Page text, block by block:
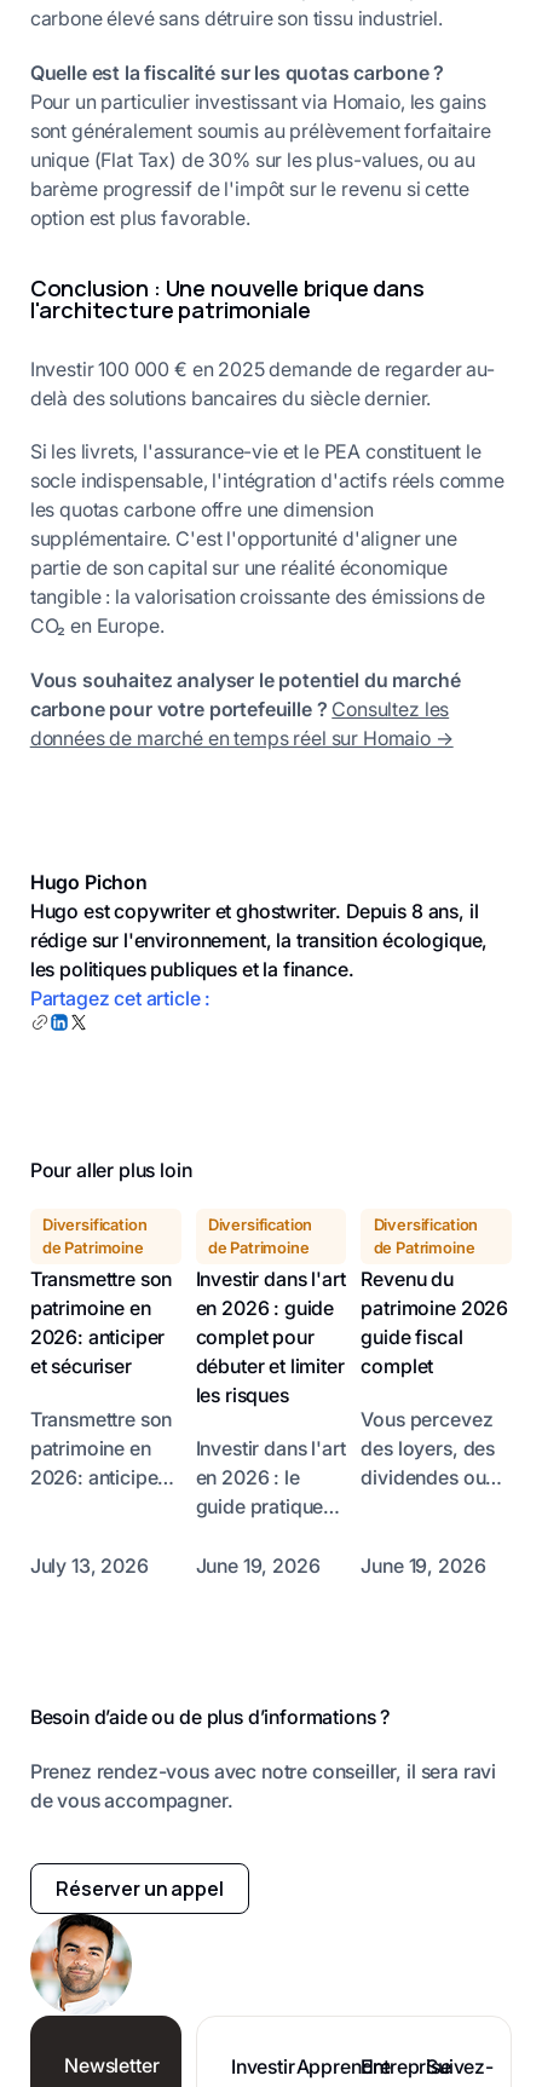
carbone élevé sans détruire son tissu industriel.
Quelle est la fiscalité sur les quotas carbone ?
Pour un particulier investissant via Homaio, les gains
sont généralement soumis au prélèvement forfaitaire
unique (Flat Tax) de 30% sur les plus-values, ou au
barème progressif de l'impôt sur le revenu si cette
option est plus favorable.
Conclusion : Une nouvelle brique dans
l'architecture patrimoniale
Investir 100 000 € en 2025 demande de regarder au-
delà des solutions bancaires du siècle dernier.
Si les livrets, l'assurance-vie et le PEA constituent le
socle indispensable, l'intégration d'actifs réels comme
les quotas carbone offre une dimension
supplémentaire. C'est l'opportunité d'aligner une
partie de son capital sur une réalité économique
tangible : la valorisation croissante des émissions de
CO₂ en Europe.
Vous souhaitez analyser le potentiel du marché
carbone pour votre portefeuille ? Consultez les
données de marché en temps réel sur Homaio →
Hugo Pichon
Hugo est copywriter et ghostwriter. Depuis 8 ans, il
rédige sur l'environnement, la transition écologique,
les politiques publiques et la finance.
Partagez cet article :
Pour aller plus loin
Diversification
de Patrimoine
Transmettre son
patrimoine en
2026: anticiper
et sécuriser
Transmettre son
patrimoine en
2026: anticiper
s'assurer que le
meilleures
que les droits
de…
July 13, 2026
Diversification
de Patrimoine
Investir dans l'art
en 2026 : guide
complet pour
débuter et limiter
les risques
Investir dans l'art
en 2026 : le
guide pratique
passion et
placement
élite. Pourtant, il
s'agit d'une
June 19, 2026
Diversification
de Patrimoine
Revenu du
patrimoine 2026
guide fiscal
complet
Vous percevez
des loyers, des
dividendes ou
demandez
? Comprendre la
s'applique aux
June 19, 2026
Besoin d’aide ou de plus d’informations ?
Prenez rendez-vous avec notre conseiller, il sera ravi
de vous accompagner.
Réserver un appel
Newsletter
InvestirApprendreEntrepriseSuivez-